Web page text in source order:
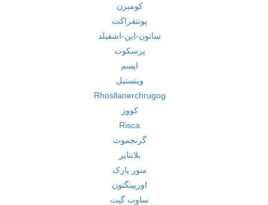
کومبرن
پونتفراکت
ساتون-این-اشفیلد
پرسکوت
اپسم
ویتستبل
Rhosllanerchrugog
کووز
Risca
گرنجموث
بلانتایر
منور پارک
اورپینگتون
ساوت گیت